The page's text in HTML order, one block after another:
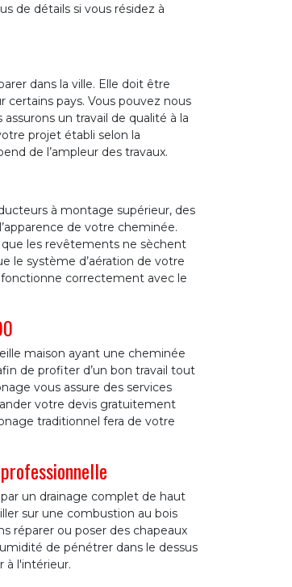
de détails si vous résidez à
dans la ville. Elle doit être
pays. Vous pouvez nous
un travail de qualité à la
projet établi selon la
de l’ampleur des travaux.
à montage supérieur, des
de votre cheminée.
les revêtements ne sèchent
le système d’aération de votre
correctement avec le
maison ayant une cheminée
de profiter d’un bon travail tout
vous assure des services
votre devis gratuitement
traditionnel fera de votre
un drainage complet de haut
sur une combustion au bois
réparer ou poser des chapeaux
de pénétrer dans le dessus
à l'intérieur.